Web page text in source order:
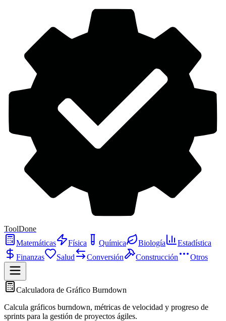
ToolDone
Matemáticas
Física Química Biología
Estadística
Finanzas
Salud Conversión Construcción Otros
Calculadora de Gráfico Burndown
Calcula gráficos burndown, métricas de velocidad y progreso de
sprints para la gestión de proyectos ágiles.